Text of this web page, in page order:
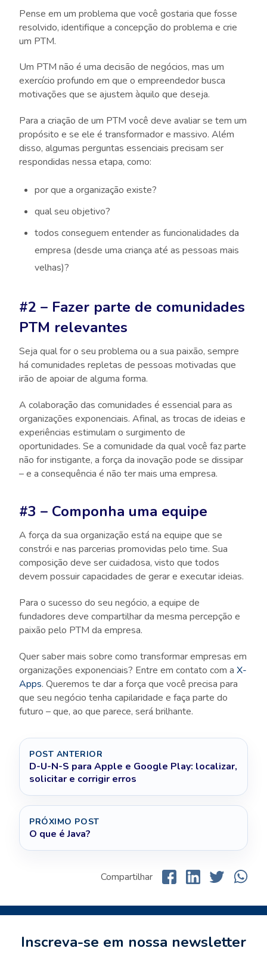
Pense em um problema que você gostaria que fosse
resolvido, identifique a concepção do problema e crie
um PTM.
Um PTM não é uma decisão de negócios, mas um
exercício profundo em que o empreendedor busca
motivações que se ajustem àquilo que deseja.
Para a criação de um PTM você deve avaliar se tem um
propósito e se ele é transformador e massivo. Além
disso, algumas perguntas essenciais precisam ser
respondidas nessa etapa, como:
por que a organização existe?
qual seu objetivo?
todos conseguem entender as funcionalidades da
empresa (desde uma criança até as pessoas mais
velhas)?
#2 – Fazer parte de comunidades
PTM relevantes
Seja qual for o seu problema ou a sua paixão, sempre
há comunidades repletas de pessoas motivadas que
irão de apoiar de alguma forma.
A colaboração das comunidades é essencial para as
organizações exponenciais. Afinal, as trocas de ideias e
experiências estimulam o surgimento de
oportunidades. Se a comunidade da qual você faz parte
não for instigante, a força da inovação pode se dissipar
– e a consequência é não ter mais uma empresa.
#3 – Componha uma equipe
A força da sua organização está na equipe que se
constrói e nas parcerias promovidas pelo time. Sua
composição deve ser cuidadosa, visto que todos
devem possuir capacidades de gerar e executar ideias.
Para o sucesso do seu negócio, a equipe de
fundadores deve compartilhar da mesma percepção e
paixão pelo PTM da empresa.
Quer saber mais sobre como transformar empresas em
organizações exponenciais? Entre em contato com a X-
Apps. Queremos te dar a força que você precisa para
que seu negócio tenha capilaridade e faça parte do
futuro – que, ao que parece, será brilhante.
POST ANTERIOR
D-U-N-S para Apple e Google Play: localizar,
solicitar e corrigir erros
PRÓXIMO POST
O que é Java?
Compartilhar
Inscreva-se em nossa newsletter